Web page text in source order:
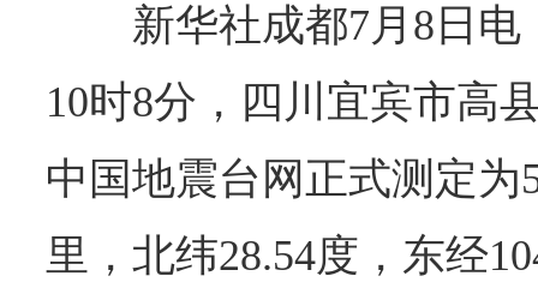
新华社成都7月8日
10时8分，四川宜宾市高
中国地震台网正式测定为
里，北纬28.54度，东经